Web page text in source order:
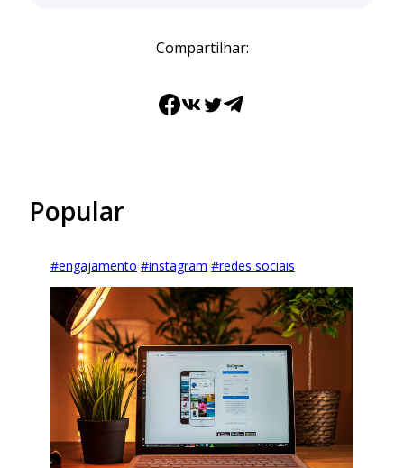
Compartilhar:
Facebook
VKTwitter
Telegram
Popular
#engajamento #instagram #redes sociais